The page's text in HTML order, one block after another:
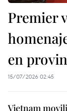
Premier
en
15/07/2026 02:45
Vietnam